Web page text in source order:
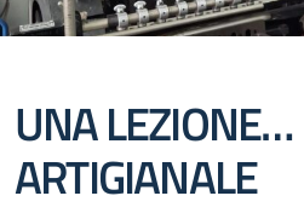
UNA LEZIONE…
ARTIGIANALE